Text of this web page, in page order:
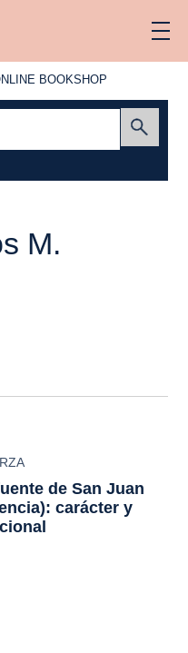
BOOKSHOP
M.
de San Juan
carácter y